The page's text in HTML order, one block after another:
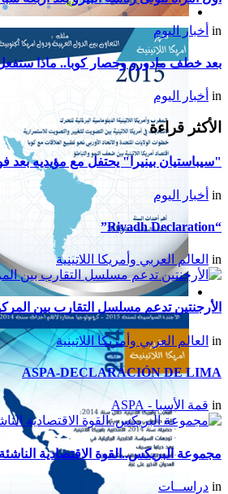
التقرير السياسي لأمريكا
اللاتينية للعام 2017
تقرير أمريكا اللاتينية لسنة
2015
in أخبار اليوم
بعد خطف مادورو وحصار كوبا.. ماذا
in أخبار اليوم
الأكثر قراءة
"سيباستيان بينيرا" يحتفل مع مؤيديه بعد
in أخبار اليوم
“Riyadh Declaration”
in العالم العربي وأمريكا اللاتينية
الأرجنتين تدعم مسلسل التقارب بين
in العالم العربي وأمريكا اللاتينية
ASPA-DECLARACIÓN DE LIMA
in قمة الأسبا - ASPA
مجموعة البريكس..القوة الاقتصادية الناشئة
in دراســات